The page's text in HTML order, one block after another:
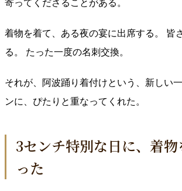
寄ってくださることがある。
着物を着て、ある夜の宴に出席する。 皆
る。 たった一度の名刺交換。
それが、阿波踊り着付けという、新しい
ンに、ぴたりと重なってくれた。
3センチ特別な日に、着
った